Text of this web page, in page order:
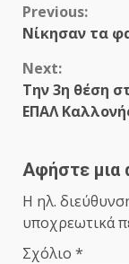
Continue
Reading
Previous:
Νίκησαν τα
Next:
Την 3η θέση
ΕΠΑΛ
Αφήστε μια
Η ηλ.
υποχρεωτικά
Σχόλιο *